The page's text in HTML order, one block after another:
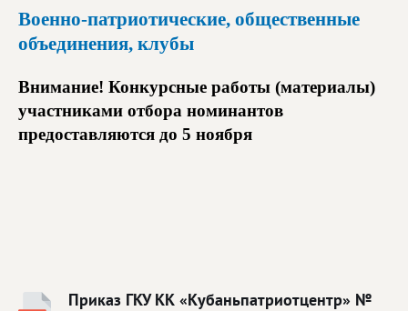
Военно-патриотические, общественные
объединения, клубы
Внимание! Конкурсные работы (материалы)
участниками отбора номинантов
предоставляются до 5 ноября
Приказ ГКУ КК «Кубаньпатриотцентр» №